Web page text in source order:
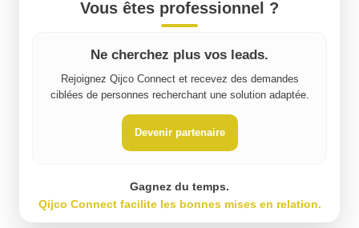
Vous êtes professionnel ?
Ne cherchez plus vos leads.
Rejoignez Qijco Connect et recevez des demandes
ciblées de personnes recherchant une solution adaptée.
Devenir partenaire
Gagnez du temps.
Qijco Connect facilite les bonnes mises en relation.